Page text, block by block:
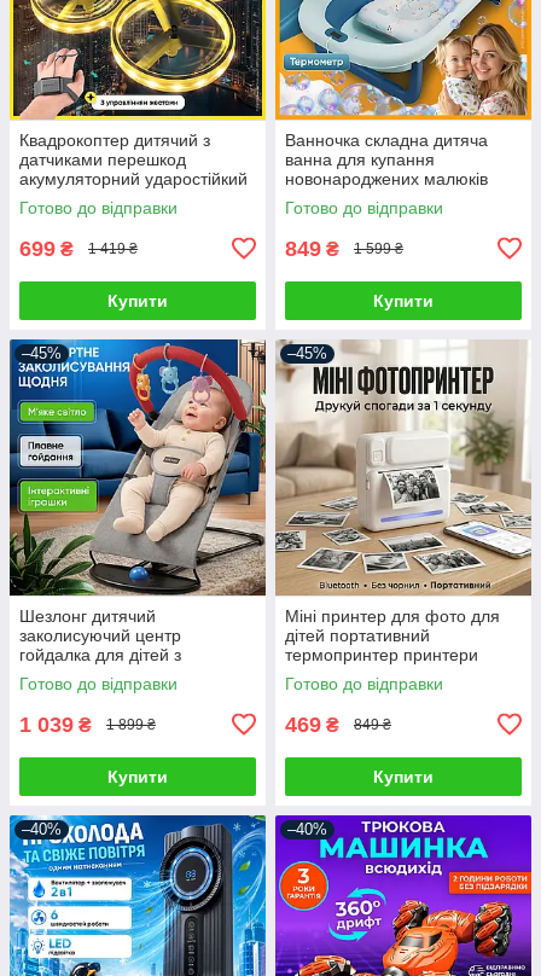
Квадрокоптер дитячий з
датчиками перешкод
акумуляторний ударостійкий
дрон керований жестами
управління браслетом
Готово до відправки
699 ₴ 1 419 ₴
Купити
Ванночка складна дитяча
ванна для купання
новонароджених малюків
дітей з термометром
електронним датчиком
Готово до відправки
849 ₴ 1 599 ₴
Купити
–45%
Шезлонг дитячий
заколисуючий центр
гойдалка для дітей з
іграшками світлом гойдалки
для немовлят заколисуюче
Готово до відправки
1 039 ₴ 1 899 ₴
Купити
–45%
Міні принтер для фото для
дітей портативний
термопринтер принтери
дитячий мініпринтер
безпроводний фотопринтер
Готово до відправки
469 ₴ 849 ₴
Купити
–40% –40%